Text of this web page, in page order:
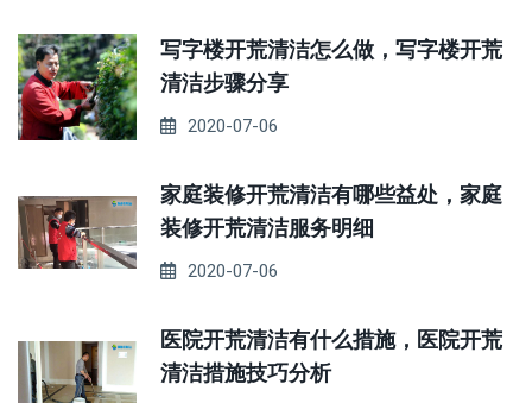
写字楼开荒清洁怎么做，写字楼开荒
清洁步骤分享
2020-07-06
家庭装修开荒清洁有哪些益处，家庭
装修开荒清洁服务明细
2020-07-06
医院开荒清洁有什么措施，医院开荒
清洁措施技巧分析